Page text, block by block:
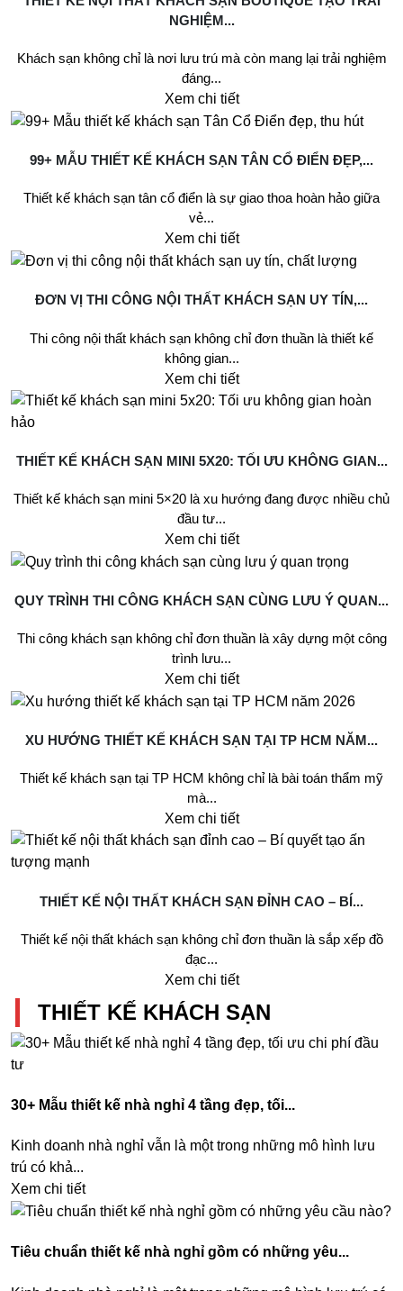
NGHIỆM...
Khách sạn không chỉ là nơi lưu trú mà còn mang lại trải nghiệm
đáng...
Xem chi tiết
99+ MẪU THIẾT KẾ KHÁCH SẠN TÂN CỔ ĐIỂN ĐẸP,...
Thiết kế khách sạn tân cổ điển là sự giao thoa hoàn hảo giữa
vẻ...
Xem chi tiết
ĐƠN VỊ THI CÔNG NỘI THẤT KHÁCH SẠN UY TÍN,...
Thi công nội thất khách sạn không chỉ đơn thuần là thiết kế
không gian...
Xem chi tiết
THIẾT KẾ KHÁCH SẠN MINI 5X20: TỐI ƯU KHÔNG GIAN...
Thiết kế khách sạn mini 5×20 là xu hướng đang được nhiều chủ
đầu tư...
Xem chi tiết
QUY TRÌNH THI CÔNG KHÁCH SẠN CÙNG LƯU Ý QUAN...
Thi công khách sạn không chỉ đơn thuần là xây dựng một công
trình lưu...
Xem chi tiết
XU HƯỚNG THIẾT KẾ KHÁCH SẠN TẠI TP HCM NĂM...
Thiết kế khách sạn tại TP HCM không chỉ là bài toán thẩm mỹ
mà...
Xem chi tiết
THIẾT KẾ NỘI THẤT KHÁCH SẠN ĐỈNH CAO – BÍ...
Thiết kế nội thất khách sạn không chỉ đơn thuần là sắp xếp đồ
đạc...
Xem chi tiết
THIẾT KẾ KHÁCH SẠN
30+ Mẫu thiết kế nhà nghỉ 4 tầng đẹp, tối...
Kinh doanh nhà nghỉ vẫn là một trong những mô hình lưu
trú có khả...
Xem chi tiết
Tiêu chuẩn thiết kế nhà nghỉ gồm có những yêu...